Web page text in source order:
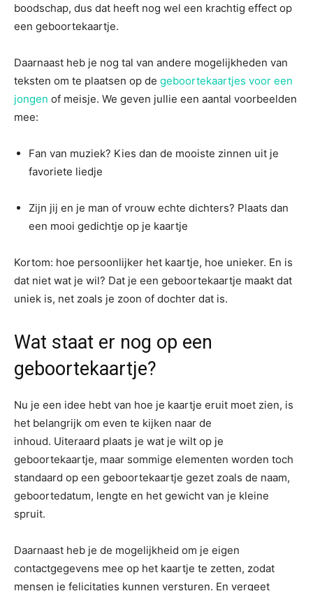
boodschap, dus dat heeft nog wel een krachtig effect op
een geboortekaartje.
Daarnaast heb je nog tal van andere mogelijkheden van
teksten om te plaatsen op de geboortekaartjes voor een
jongen of meisje. We geven jullie een aantal voorbeelden
mee:
Fan van muziek? Kies dan de mooiste zinnen uit je
favoriete liedje
Zijn jij en je man of vrouw echte dichters? Plaats dan
een mooi gedichtje op je kaartje
Kortom: hoe persoonlijker het kaartje, hoe unieker. En is
dat niet wat je wil? Dat je een geboortekaartje maakt dat
uniek is, net zoals je zoon of dochter dat is.
Wat staat er nog op een
geboortekaartje?
Nu je een idee hebt van hoe je kaartje eruit moet zien, is
het belangrijk om even te kijken naar de
inhoud. Uiteraard plaats je wat je wilt op je
geboortekaartje, maar sommige elementen worden toch
standaard op een geboortekaartje gezet zoals de naam,
geboortedatum, lengte en het gewicht van je kleine
spruit.
Daarnaast heb je de mogelijkheid om je eigen
contactgegevens mee op het kaartje te zetten, zodat
mensen je felicitaties kunnen versturen. En vergeet